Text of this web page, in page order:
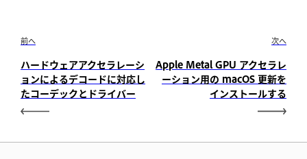
前へ
ハードウェアアクセラレーシ
ョンによるデコードに対応し
たコーデックとドライバー
次へ
Apple Metal GPU アクセラレ
ーション用の macOS 更新を
インストールする